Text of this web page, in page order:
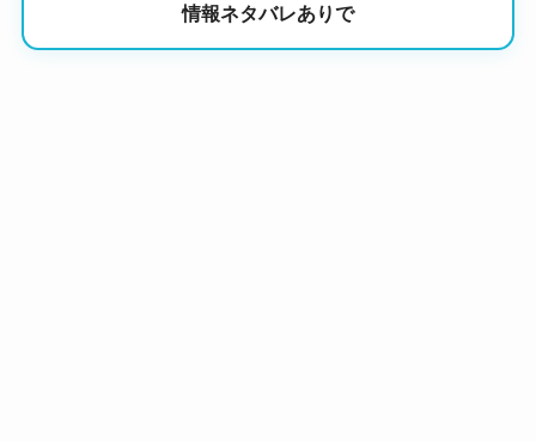
情報ネタバレありで